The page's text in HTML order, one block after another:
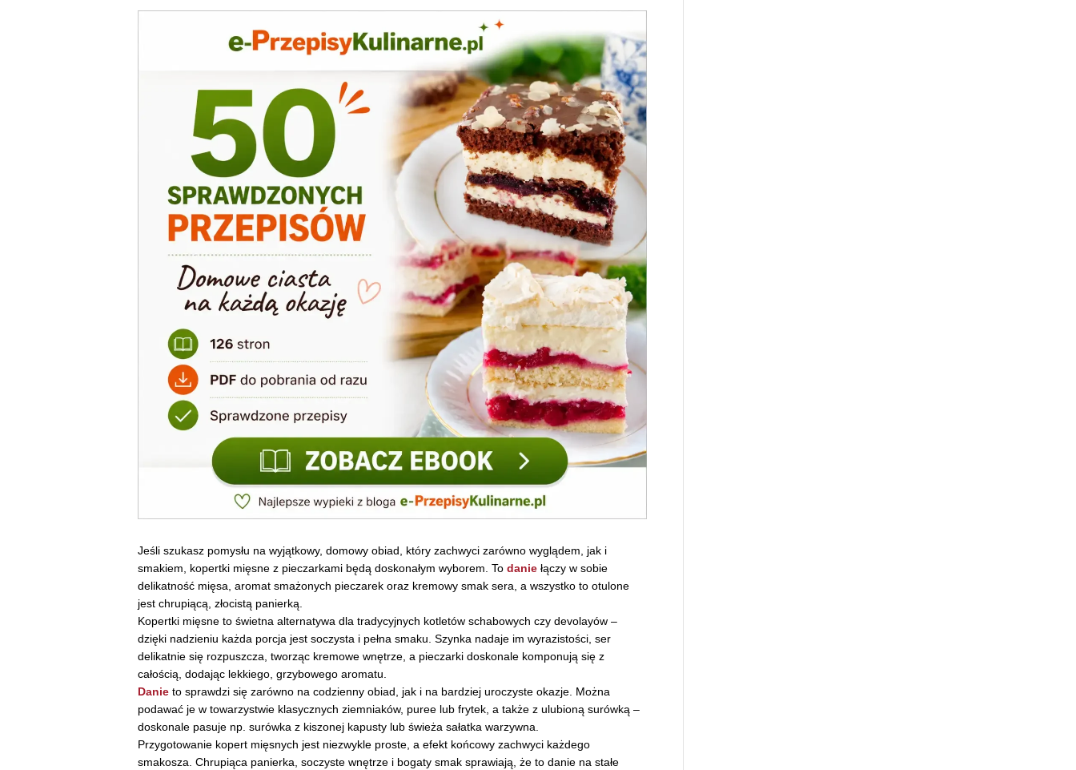
Jeśli szukasz pomysłu na wyjątkowy, domowy obiad, który zachwyci zarówno wyglądem, jak i
smakiem, kopertki mięsne z pieczarkami będą doskonałym wyborem. To danie łączy w sobie
delikatność mięsa, aromat smażonych pieczarek oraz kremowy smak sera, a wszystko to otulone
jest chrupiącą, złocistą panierką.
Kopertki mięsne to świetna alternatywa dla tradycyjnych kotletów schabowych czy devolayów –
dzięki nadzieniu każda porcja jest soczysta i pełna smaku. Szynka nadaje im wyrazistości, ser
delikatnie się rozpuszcza, tworząc kremowe wnętrze, a pieczarki doskonale komponują się z
całością, dodając lekkiego, grzybowego aromatu.
Danie to sprawdzi się zarówno na codzienny obiad, jak i na bardziej uroczyste okazje. Można
podawać je w towarzystwie klasycznych ziemniaków, puree lub frytek, a także z ulubioną surówką –
doskonale pasuje np. surówka z kiszonej kapusty lub świeża sałatka warzywna.
Przygotowanie kopert mięsnych jest niezwykle proste, a efekt końcowy zachwyci każdego
smakosza. Chrupiąca panierka, soczyste wnętrze i bogaty smak sprawiają, że to danie na stałe